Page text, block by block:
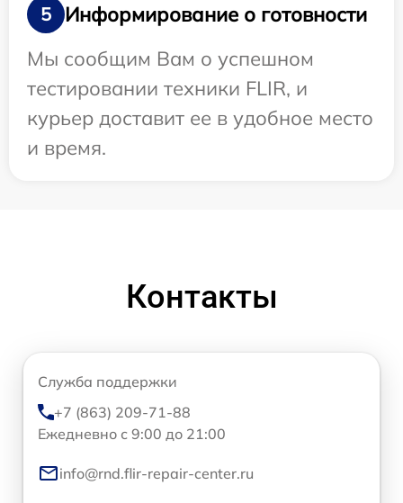
5
Информирование о готовности
Мы сообщим Вам о успешном
тестировании техники FLIR, и
курьер доставит ее в удобное место
и время.
Контакты
Служба поддержки
+7 (863) 209-71-88
Ежедневно с 9:00 до 21:00
info@rnd.flir-repair-center.ru